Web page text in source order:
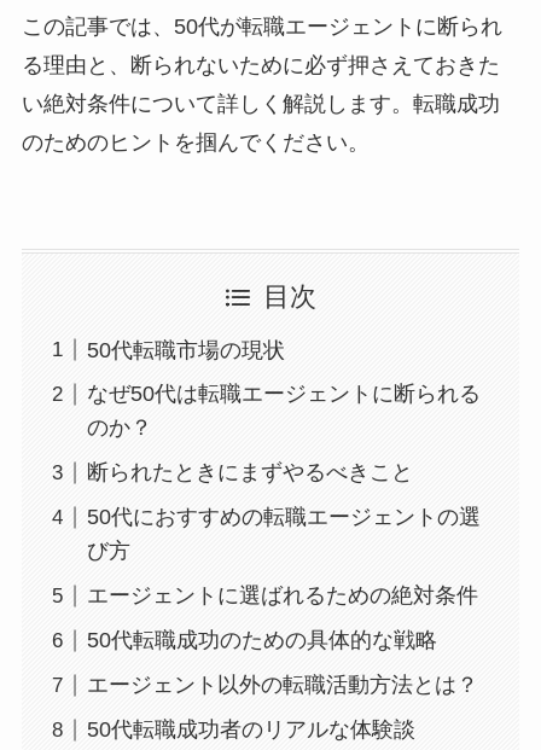
この記事では、50代が転職エージェントに断られ
る理由と、断られないために必ず押さえておきた
い絶対条件について詳しく解説します。転職成功
のためのヒントを掴んでください。
目次
50代転職市場の現状
なぜ50代は転職エージェントに断られる
のか？
断られたときにまずやるべきこと
50代におすすめの転職エージェントの選
び方
エージェントに選ばれるための絶対条件
50代転職成功のための具体的な戦略
エージェント以外の転職活動方法とは？
50代転職成功者のリアルな体験談